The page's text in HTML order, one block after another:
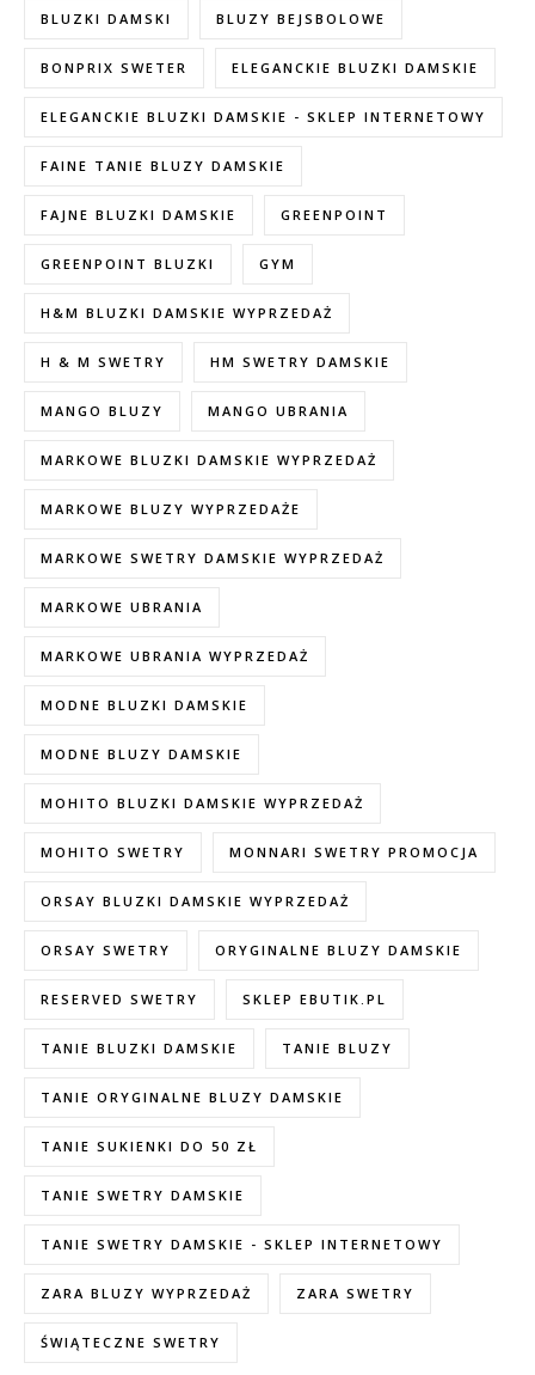
BLUZKI DAMSKI BLUZY BEJSBOLOWE
BONPRIX SWETER ELEGANCKIE BLUZKI DAMSKIE
ELEGANCKIE BLUZKI DAMSKIE - SKLEP INTERNETOWY
FAINE TANIE BLUZY DAMSKIE
FAJNE BLUZKI DAMSKIE GREENPOINT
GREENPOINT BLUZKI GYM
H&M BLUZKI DAMSKIE WYPRZEDAŻ
H & M SWETRY HM SWETRY DAMSKIE
MANGO BLUZY MANGO UBRANIA
MARKOWE BLUZKI DAMSKIE WYPRZEDAŻ
MARKOWE BLUZY WYPRZEDAŻE
MARKOWE SWETRY DAMSKIE WYPRZEDAŻ
MARKOWE UBRANIA
MARKOWE UBRANIA WYPRZEDAŻ
MODNE BLUZKI DAMSKIE
MODNE BLUZY DAMSKIE
MOHITO BLUZKI DAMSKIE WYPRZEDAŻ
MOHITO SWETRY MONNARI SWETRY PROMOCJA
ORSAY BLUZKI DAMSKIE WYPRZEDAŻ
ORSAY SWETRY ORYGINALNE BLUZY DAMSKIE
RESERVED SWETRY SKLEP EBUTIK.PL
TANIE BLUZKI DAMSKIE TANIE BLUZY
TANIE ORYGINALNE BLUZY DAMSKIE
TANIE SUKIENKI DO 50 ZŁ
TANIE SWETRY DAMSKIE
TANIE SWETRY DAMSKIE - SKLEP INTERNETOWY
ZARA BLUZY WYPRZEDAŻ ZARA SWETRY
ŚWIĄTECZNE SWETRY